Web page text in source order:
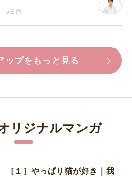
5日前
ップをもっと見る
リジナルマンガ
［１］やっぱり猫が好き｜我